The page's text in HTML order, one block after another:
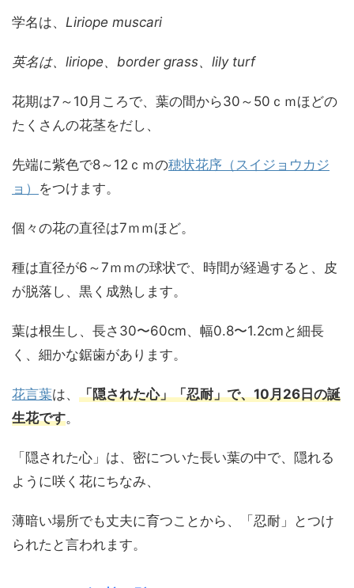
学名は、 Liriope muscari
英名は、liriope、border grass、lily turf
花期は7～10月ころで、葉の間から30～50ｃｍほどの
たくさんの花茎をだし、
先端に紫色で8～12ｃｍの穂状花序（スイジョウカジ
ョ） をつけます。
個々の花の直径は7ｍｍほど。
種は直径が6～7ｍｍの球状で、時間が経過すると、皮
が脱落し、黒く成熟します。
葉は根生し、長さ30〜60cm、幅0.8〜1.2cmと細長
く、細かな鋸歯があります。
花言葉は、 「隠された心」「忍耐」で、10月26日の誕
生花です。
「隠された心」は、密についた長い葉の中で、隠れる
ように咲く花にちなみ、
薄暗い場所でも丈夫に育つことから、「忍耐」とつけ
られたと言われます。